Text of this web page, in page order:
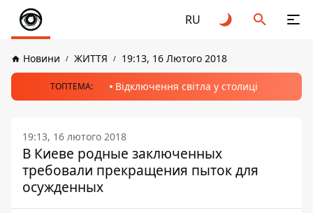
RU
Новини ЖИТТЯ 19:13, 16 Лютого 2018
ТОПТЕМА: Відключення світла у столиці
19:13, 16 лютого 2018
В Киеве родные заключенных
требовали прекращения пыток для
осужденных